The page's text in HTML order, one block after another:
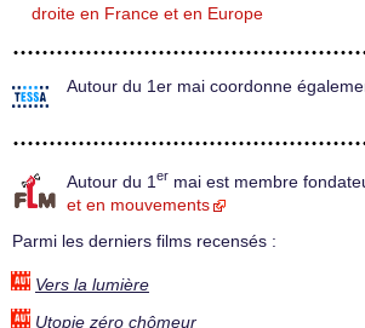
droite en France et en Europe
Autour du 1er mai coordonne
Autour du 1 er mai est membre
et en mouvements
Parmi les derniers films recensés :
Vers la lumière
Utopie zéro chômeur